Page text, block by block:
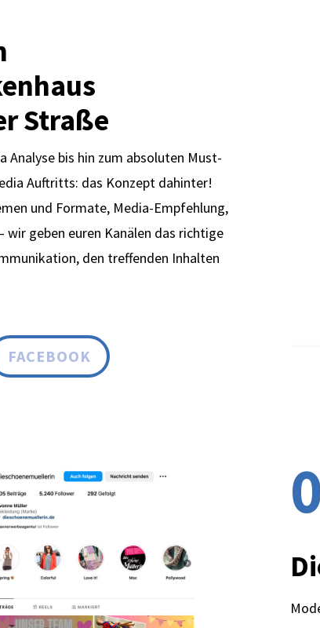
Straße
Analyse bis hin zum absoluten Must-
Auftritts: das Konzept dahinter!
und Formate, Media-Empfehlung,
geben euren Kanälen das richtige
den treffenden Inhalten
FACEBOOK